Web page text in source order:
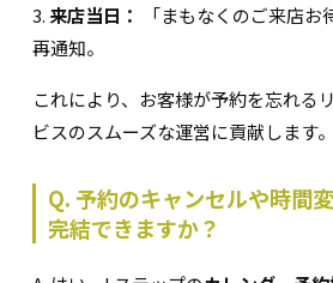
来店当日：
「まもなくのご来店
再通知。
これにより、お客様が予約を忘れる
ビスのスムーズな運営に貢献します。
Q. 予約のキャンセルや時間
完結できますか？